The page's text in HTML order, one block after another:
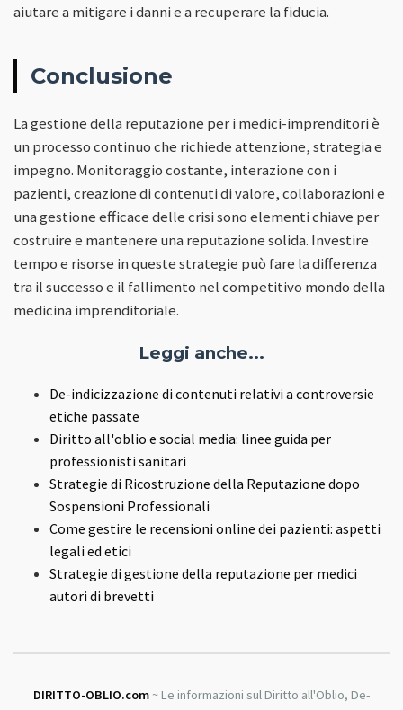
aiutare a mitigare i danni e a recuperare la fiducia.
Conclusione
La gestione della reputazione per i medici-imprenditori è
un processo continuo che richiede attenzione, strategia e
impegno. Monitoraggio costante, interazione con i
pazienti, creazione di contenuti di valore, collaborazioni e
una gestione efficace delle crisi sono elementi chiave per
costruire e mantenere una reputazione solida. Investire
tempo e risorse in queste strategie può fare la differenza
tra il successo e il fallimento nel competitivo mondo della
medicina imprenditoriale.
Leggi anche...
De-indicizzazione di contenuti relativi a controversie
etiche passate
Diritto all'oblio e social media: linee guida per
professionisti sanitari
Strategie di Ricostruzione della Reputazione dopo
Sospensioni Professionali
Come gestire le recensioni online dei pazienti: aspetti
legali ed etici
Strategie di gestione della reputazione per medici
autori di brevetti
DIRITTO-OBLIO.com ~ Le informazioni sul Diritto all'Oblio, De-